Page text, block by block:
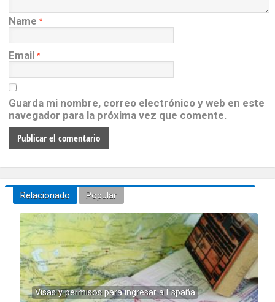
Name *
Email *
Guarda mi nombre, correo electrónico y web en este
navegador para la próxima vez que comente.
Relacionado Popular
Visas y permisos para ingresar a España